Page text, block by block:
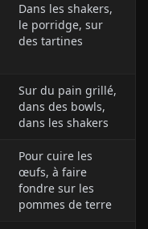
Dans les shakers,
le porridge, sur
des tartines
Sur du pain grillé,
dans des bowls,
dans les shakers
Pour cuire les
œufs, à faire
fondre sur les
pommes de terre